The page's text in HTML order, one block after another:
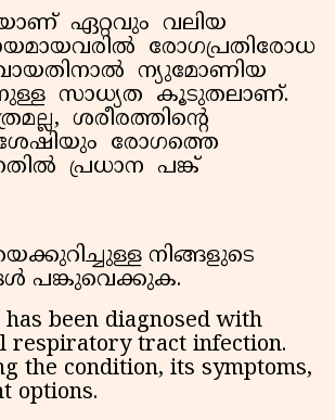
ഏറ്റവും വലിയ
രോഗപ്രതിരോധ
ന്യുമോണിയ
സാധ്യത കൂടുതലാണ്.
ശരീരത്തിന്റെ
രോഗത്തെ
പ്രധാന പങ്ക്
നിങ്ങളുടെ
പങ്കുവെക്കുക.
has been diagnosed with
respiratory tract infection.
the condition, its symptoms,
options.